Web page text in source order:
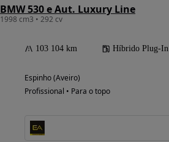
BMW 530 e Aut. Luxury Line
1998 cm3 • 292 cv
103 104 km Híbrido Plug-In
Espinho (Aveiro)
Profissional • Para o topo